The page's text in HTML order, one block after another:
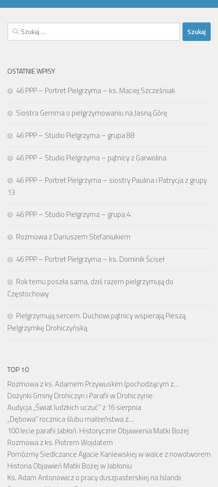
Szukaj:
OSTATNIE WPISY
46 PPP – Portret Pielgrzyma – ks. Maciej Szcześniak
Siostra Gemma o pielgrzymowaniu na Jasną Górę
46 PPP – Studio Pielgrzyma – grupa 8B
46 PPP – Studio Pielgrzyma – pątnicy z Garwolina
46 PPP – Portret Pielgrzyma – siostry Paulina i Patrycja z grupy
13
46 PPP – Studio Pielgrzyma – grupa 4
Rozmowa z Dariuszem Stefaniukiem
46 PPP – Portret Pielgrzyma – ks. Dominik Ściseł
Rok temu poszła sama, dziś razem pielgrzymują do
Częstochowy
Pielgrzymują sercem. Duchowi pątnicy wspierają Pieszą
Pielgrzymkę Drohiczyńską
TOP 10
Rozmowa z ks. Adamem Przywuskim (pochodzącym z…
Dożynki Gminy Drohiczyn i Parafii w Drohiczynie
Audycja „Świat ludzkich uczuć” z 16 sierpnia
„Dębowa” rocznica ślubu małżeństwa z…
100 lecie parafii Jabłoń. Historyczne Objawienia Matki Bożej
Rozmowa z ks. Piotrem Wojdatem
Pomóżmy Siedlczance Agacie Kaniewskiej w walce z nowotworem
Historia Objawień Matki Bożej w Jabłoniu
Ks. Adam Antonowicz o pracy duszpasterskiej na Islandii